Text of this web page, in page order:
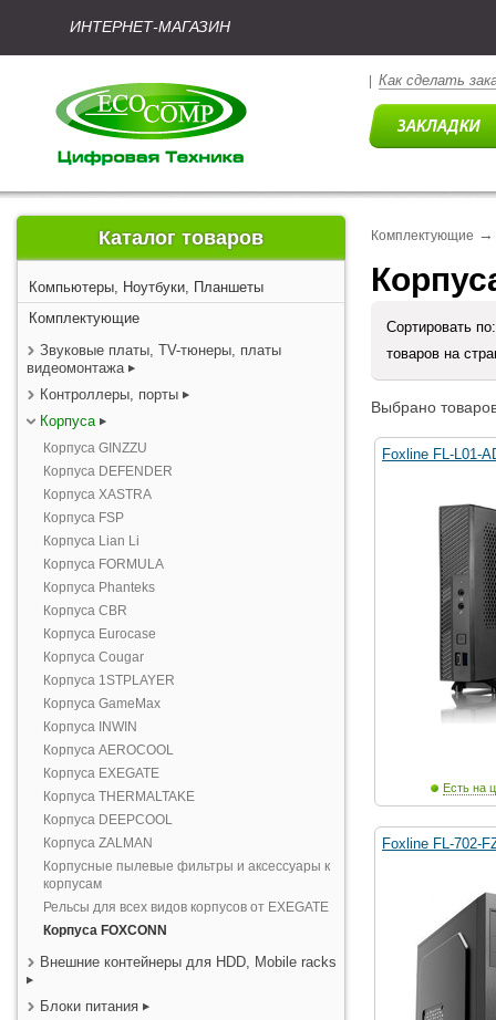
ИНТЕРНЕТ-МАГАЗИН
Как сделать
Каталог товаров
Компьютеры, Ноутбуки, Планшеты
Комплектующие
Звуковые платы, TV-тюнеры, платы
видеомонтажа
Контроллеры, порты
Корпуса
Корпуса GINZZU
Корпуса DEFENDER
Корпуса XASTRA
Корпуса FSP
Корпуса Lian Li
Корпуса FORMULA
Корпуса Phanteks
Корпуса CBR
Корпуса Eurocase
Корпуса Cougar
Корпуса 1STPLAYER
Корпуса GameMax
Корпуса INWIN
Корпуса AEROCOOL
Корпуса EXEGATE
Корпуса THERMALTAKE
Корпуса DEEPCOOL
Корпуса ZALMAN
Корпусные пылевые фильтры и аксессуары к
корпусам
Рельсы для всех видов корпусов от EXEGATE
Корпуса FOXCONN
Внешние контейнеры для HDD, Mobile racks
Блоки питания
Комплектующие →
Сортировать
товаров на
Выбрано
Foxline FL-L01-
Есть на
Foxline FL-702-